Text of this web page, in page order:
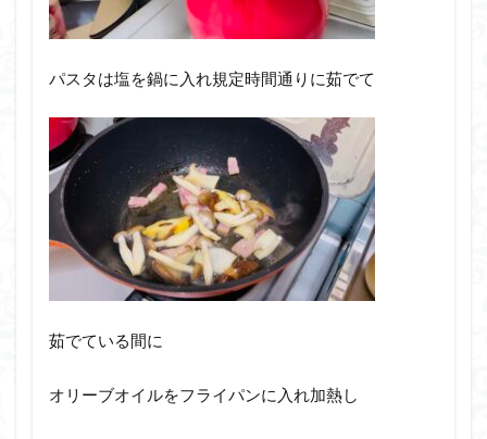
パスタは塩を鍋に入れ規定時間通りに茹でて
茹でている間に
オリーブオイルをフライパンに入れ加熱し